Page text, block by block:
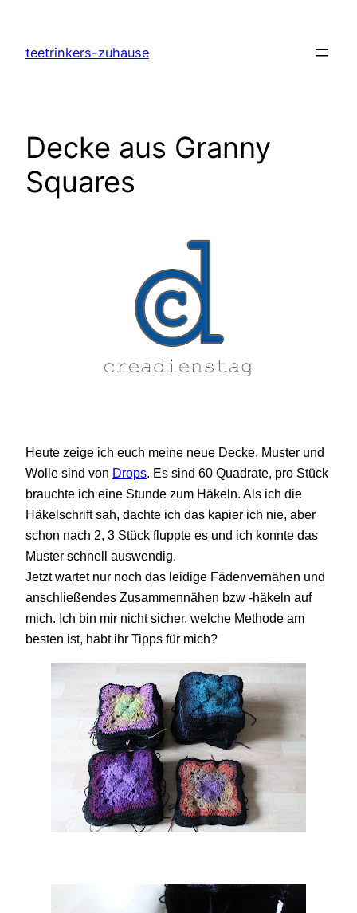
springen
teetrinkers-zuhause
Decke aus Granny
Squares
Heute zeige ich euch meine neue Decke, Muster und
Wolle sind von Drops. Es sind 60 Quadrate, pro Stück
brauchte ich eine Stunde zum Häkeln. Als ich die
Häkelschrift sah, dachte ich das kapier ich nie, aber
schon nach 2, 3 Stück fluppte es und ich konnte das
Muster schnell auswendig.
Jetzt wartet nur noch das leidige Fädenvernähen und
anschließendes Zusammennähen bzw -häkeln auf
mich. Ich bin mir nicht sicher, welche Methode am
besten ist, habt ihr Tipps für mich?